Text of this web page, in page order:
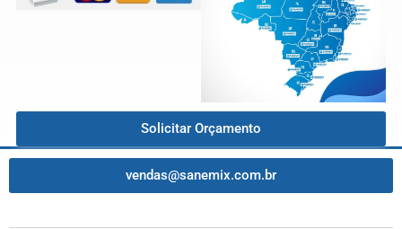
Solicitar Orçamento
vendas@sanemix.com.br